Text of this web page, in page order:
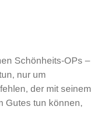
Schönheits-OPs –
nur um
der mit seinem
Gutes tun können,